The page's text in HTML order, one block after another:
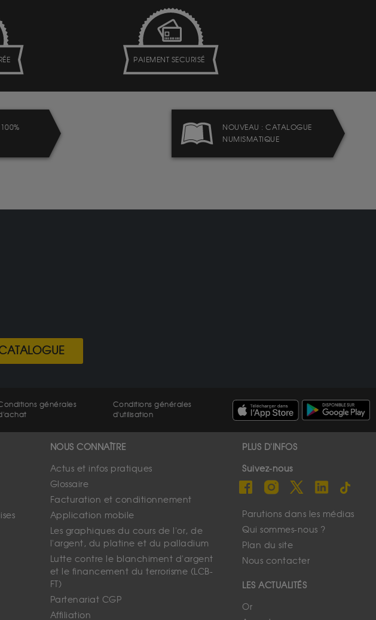
PAIEMENT SECURISÉ
NOUVEAU : CATALOGUE
NUMISMATIQUE
générales
Conditions générales
d'utilisation
NOUS CONNAÎTRE
Actus et infos pratiques
Glossaire
Facturation et conditionnement
Application mobile
Les graphiques du cours de l'or, de
l'argent, du platine et du palladium
Lutte contre le blanchiment d'argent
et le financement du terrorisme (LCB-
FT)
Partenariat CGP
Affiliation
PLUS D'INFOS
Suivez-nous
Parutions dans les médias
Qui sommes-nous ?
Plan du site
Nous contacter
LES ACTUALITÉS
Or